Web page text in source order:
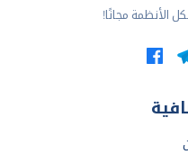
الأنظمة مجانًا!